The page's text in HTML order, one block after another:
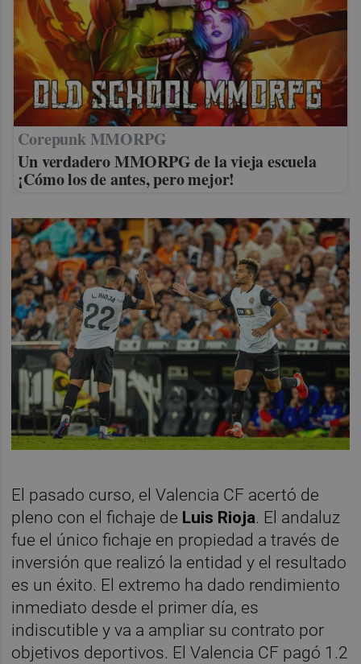
Corepunk MMORPG
Un verdadero MMORPG de la vieja escuela
¡Cómo los de antes, pero mejor!
El pasado curso, el Valencia CF acertó de
pleno con el fichaje de Luis Rioja. El andaluz
fue el único fichaje en propiedad a través de
inversión que realizó la entidad y el resultado
es un éxito. El extremo ha dado rendimiento
inmediato desde el primer día, es
indiscutible y va a ampliar su contrato por
objetivos deportivos. El Valencia CF pagó 1.2